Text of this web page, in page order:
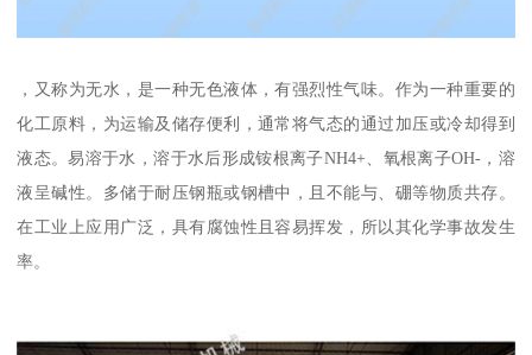
，又称为无水，是一种无色液体，有强烈性气味。作为一种重要的
化工原料，为运输及储存便利，通常将气态的通过加压或冷却得到
液态。易溶于水，溶于水后形成铵根离子NH4+、氧根离子OH-，溶
液呈碱性。多储于耐压钢瓶或钢槽中，且不能与、硼等物质共存。
在工业上应用广泛，具有腐蚀性且容易挥发，所以其化学事故发生
率。